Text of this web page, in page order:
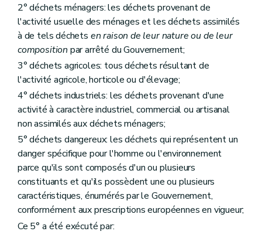
Art. 25
Art. 26
Chapitre VI
Dispositions particulières
Art. 27
Art. 28
Chapitre VI Dispositions particulières
Art. 27
Art. 28
Chapitre VII Dispositions fonctionnelles
Section première Statistiques et renseignements
Art. 29
Art. 30
Art. 31
Art. 32
Section 2 Commission des déchets
Art. 33
Section 3 Office wallon des Déchets
Art. 34
Art. 35
Art. 36
Art. 37
2° déchets ménagers: les déchets provenant de
l'activité usuelle des ménages et les déchets assimilés
à de tels déchets en raison de leur nature ou de leur
composition par arrêté du Gouvernement;
3° déchets agricoles: tous déchets résultant de
l'activité agricole, horticole ou d'élevage;
4° déchets industriels: les déchets provenant d'une
activité à caractère industriel, commercial ou artisanal
non assimilés aux déchets ménagers;
5° déchets dangereux: les déchets qui représentent un
danger spécifique pour l'homme ou l'environnement
parce qu'ils sont composés d'un ou plusieurs
constituants et qu'ils possèdent une ou plusieurs
caractéristiques, énumérés par le Gouvernement,
conformément aux prescriptions européennes en vigueur;
Ce 5° a été exécuté par: